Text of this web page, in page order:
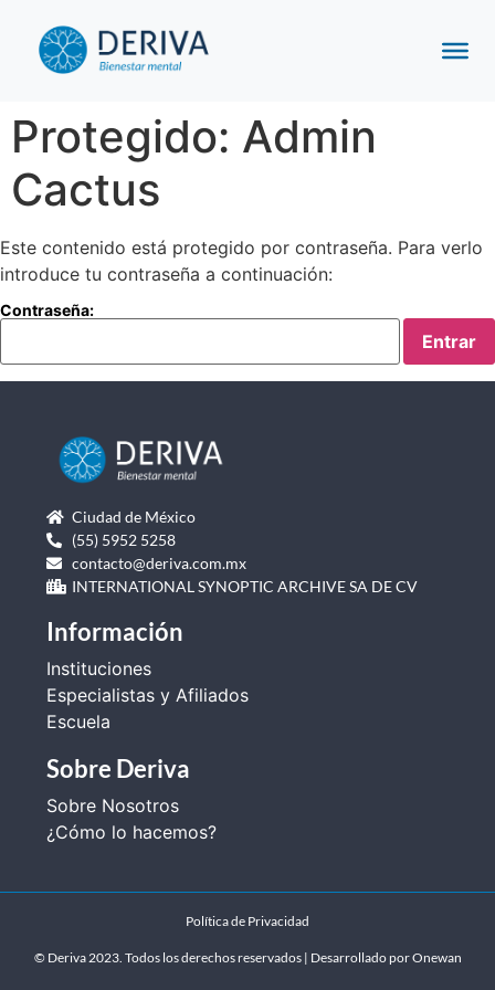
Protegido: Admin
Cactus
Este contenido está protegido por contraseña. Para verlo
introduce tu contraseña a continuación:
Contraseña:
Ciudad de México
(55) 5952 5258
contacto@deriva.com.mx
INTERNATIONAL SYNOPTIC ARCHIVE SA DE CV
Información
Instituciones
Especialistas y Afiliados
Escuela
Sobre Deriva
Sobre Nosotros
¿Cómo lo hacemos?
© Deriva 2023. Todos los derechos reservados | Desarrollado porOnewan
Política de Privacidad